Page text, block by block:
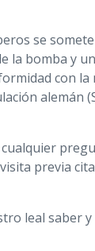
se
la bomba y
con
alemán
previa
leal saber